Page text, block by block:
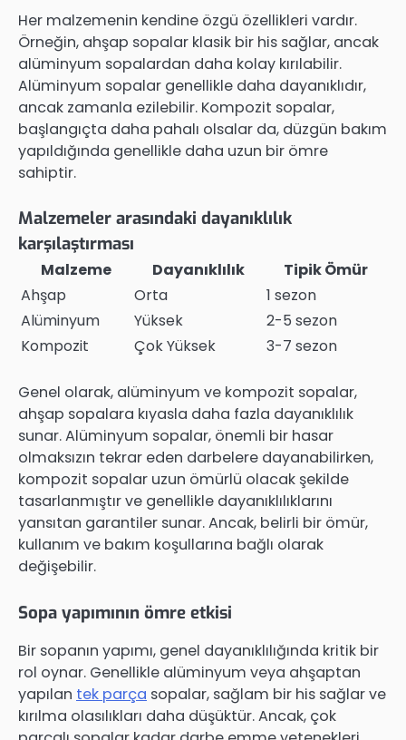
Her malzemenin kendine özgü özellikleri vardır.
Örneğin, ahşap sopalar klasik bir his sağlar, ancak
alüminyum sopalardan daha kolay kırılabilir.
Alüminyum sopalar genellikle daha dayanıklıdır,
ancak zamanla ezilebilir. Kompozit sopalar,
başlangıçta daha pahalı olsalar da, düzgün bakım
yapıldığında genellikle daha uzun bir ömre
sahiptir.
Malzemeler arasındaki dayanıklılık
karşılaştırması
Malzeme Dayanıklılık
Tipik Ömür
Ahşap
Orta
1 sezon
Alüminyum
Yüksek
2-5 sezon
Kompozit
Çok Yüksek 3-7 sezon
Genel olarak, alüminyum ve kompozit sopalar,
ahşap sopalara kıyasla daha fazla dayanıklılık
sunar. Alüminyum sopalar, önemli bir hasar
olmaksızın tekrar eden darbelere dayanabilirken,
kompozit sopalar uzun ömürlü olacak şekilde
tasarlanmıştır ve genellikle dayanıklılıklarını
yansıtan garantiler sunar. Ancak, belirli bir ömür,
kullanım ve bakım koşullarına bağlı olarak
değişebilir.
Sopa yapımının ömre etkisi
Bir sopanın yapımı, genel dayanıklılığında kritik bir
rol oynar. Genellikle alüminyum veya ahşaptan
yapılan tek parça sopalar, sağlam bir his sağlar ve
kırılma olasılıkları daha düşüktür. Ancak, çok